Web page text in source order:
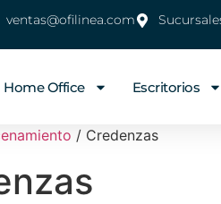
ventas@ofilinea.com
Home Office Escritorios
/ Credenzas